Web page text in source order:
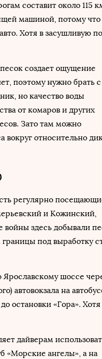
составит около 115
машиной, потому что
Хотя в засушливую
создает ощущение
поэтому нужно брать с
но качество воды
от комаров и других
Зато там можно
вокруг относительно
регулярно
и Кожинский,
здесь добывали
под выработку
Ярославскому шоссе
автовокзала на
остановки «Гора». Хотя
дайверам
«Морские ангелы», а на